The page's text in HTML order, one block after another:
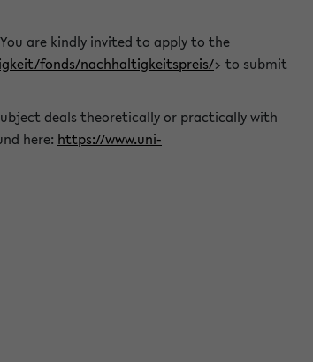
are kindly invited to apply to the
fonds/nachhaltigkeitspreis/> to submit
deals theoretically or practically with
here: https://www.uni-